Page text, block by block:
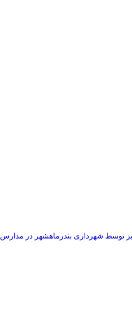
توسط شهرداری بندرماهشهر در مدارس